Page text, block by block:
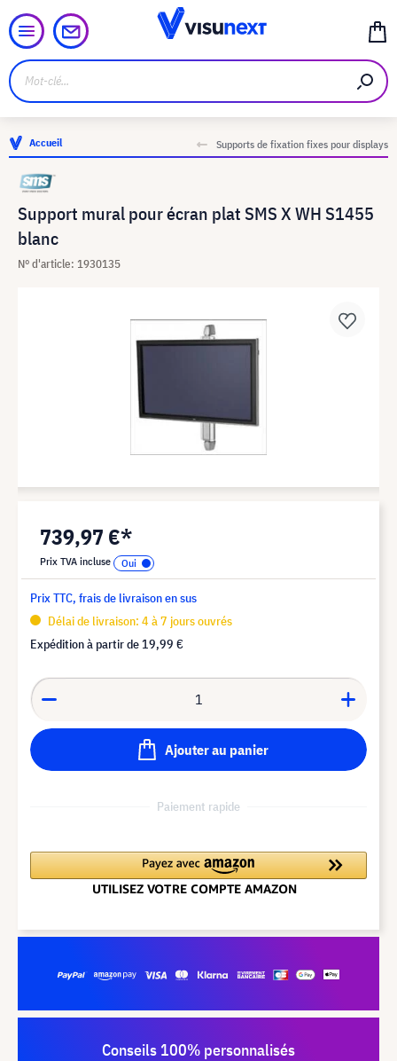
Accueil Supports de fixation fixes pour displays
Support mural pour écran plat SMS X WH S1455
blanc
N° d'article: 1930135
739,97 €*
Prix TVA incluse
Prix TTC, frais de livraison en sus
Délai de livraison: 4 à 7 jours ouvrés
Expédition à partir de 19,99 €
Ajouter au panier
Paiement rapide
Conseils 100% personnalisés